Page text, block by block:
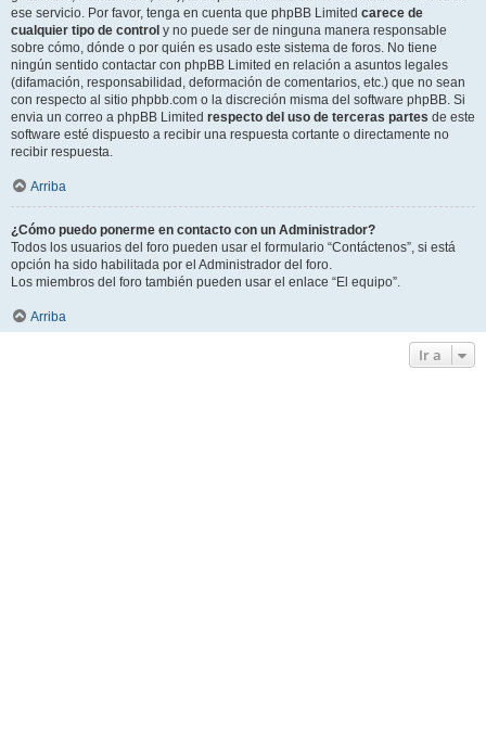
ese servicio. Por favor, tenga en cuenta que phpBB Limited carece de
cualquier tipo de control y no puede ser de ninguna manera responsable
sobre cómo, dónde o por quién es usado este sistema de foros. No tiene
ningún sentido contactar con phpBB Limited en relación a asuntos legales
(difamación, responsabilidad, deformación de comentarios, etc.) que no sean
con respecto al sitio phpbb.com o la discreción misma del software phpBB. Si
envia un correo a phpBB Limited respecto del uso de terceras partes de este
software esté dispuesto a recibir una respuesta cortante o directamente no
recibir respuesta.
Arriba
¿Cómo puedo ponerme en contacto con un Administrador?
Todos los usuarios del foro pueden usar el formulario “Contáctenos”, si está
opción ha sido habilitada por el Administrador del foro.
Los miembros del foro también pueden usar el enlace “El equipo”.
Arriba
Ir a